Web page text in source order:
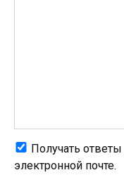
Получать
электронной почте.